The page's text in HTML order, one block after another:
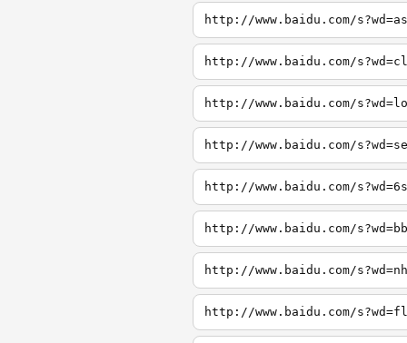
http://www.baidu.com/
http://www.baidu.com/
http://www.baidu.com/
http://www.baidu.com/
http://www.baidu.com/
http://www.baidu.com/
http://www.baidu.com/
http://www.baidu.com/